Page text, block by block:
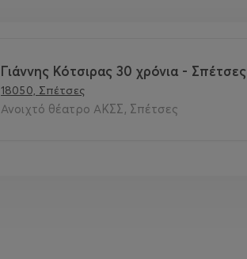
Γιάννης Κότσιρας 30 χρόνια - Σπέτσες
18050, Σπέτσες
Ανοιχτό θέατρο ΑΚΣΣ, Σπέτσες